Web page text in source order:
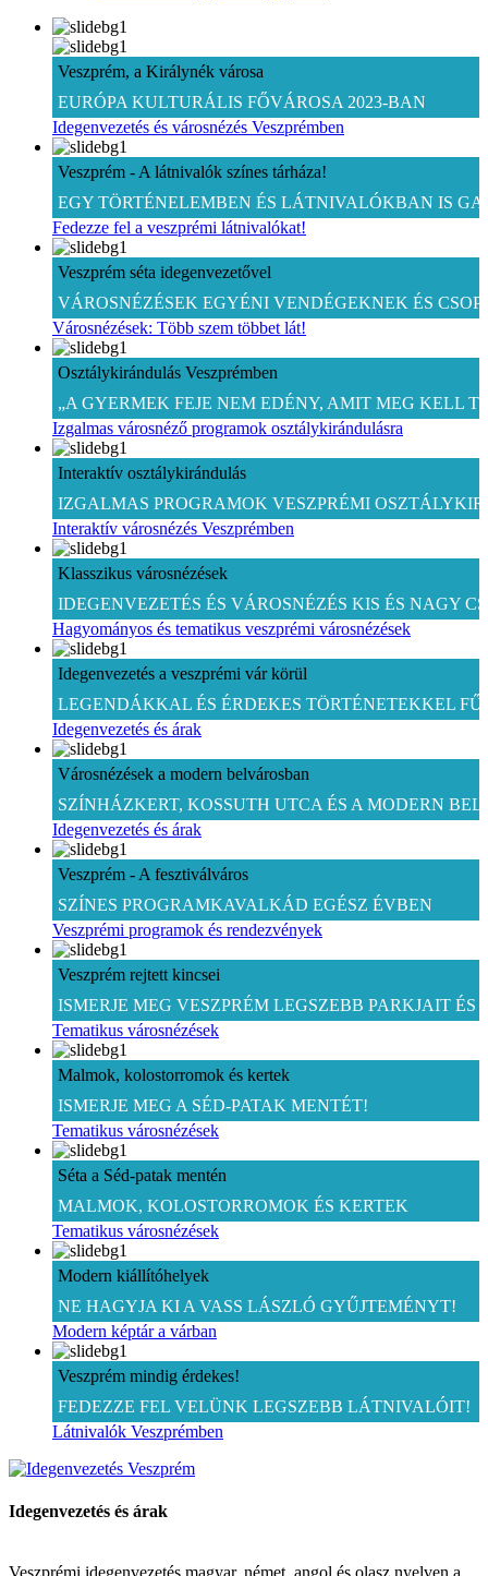
Veszprém, a Királynék városa
EURÓPA KULTURÁLIS FŐVÁROSA 2023-BAN
Idegenvezetés és városnézés Veszprémben
Veszprém - A látnivalók színes tárháza!
EGY TÖRTÉNELEMBEN ÉS LÁTNIVALÓKBAN IS
Fedezze fel a veszprémi látnivalókat!
Veszprém séta idegenvezetővel
VÁROSNÉZÉSEK EGYÉNI VENDÉGEKNEK ÉS
Városnézések: Több szem többet lát!
Osztálykirándulás Veszprémben
„A GYERMEK FEJE NEM EDÉNY, AMIT MEG KELL
Izgalmas városnéző programok osztálykirándulásra
Interaktív osztálykirándulás
IZGALMAS PROGRAMOK VESZPRÉMI
Interaktív városnézés Veszprémben
Klasszikus városnézések
IDEGENVEZETÉS ÉS VÁROSNÉZÉS KIS ÉS NAGY
Hagyományos és tematikus veszprémi városnézések
Idegenvezetés a veszprémi vár körül
LEGENDÁKKAL ÉS ÉRDEKES TÖRTÉNETEKKEL
Idegenvezetés és árak
Városnézések a modern belvárosban
SZÍNHÁZKERT, KOSSUTH UTCA ÉS A MODERN
Idegenvezetés és árak
Veszprém - A fesztiválváros
SZÍNES PROGRAMKAVALKÁD EGÉSZ ÉVBEN
Veszprémi programok és rendezvények
Veszprém rejtett kincsei
ISMERJE MEG VESZPRÉM LEGSZEBB PARKJAIT
Tematikus városnézések
Malmok, kolostorromok és kertek
ISMERJE MEG A SÉD-PATAK MENTÉT!
Tematikus városnézések
Séta a Séd-patak mentén
MALMOK, KOLOSTORROMOK ÉS KERTEK
Tematikus városnézések
Modern kiállítóhelyek
NE HAGYJA KI A VASS LÁSZLÓ GYŰJTEMÉNYT!
Modern képtár a várban
Veszprém mindig érdekes!
FEDEZZE FEL VELÜNK LEGSZEBB LÁTNIVALÓIT!
Látnivalók Veszprémben
Idegenvezetés és árak
Veszprémi idegenvezetés magyar, német, angol és olasz nyelven a